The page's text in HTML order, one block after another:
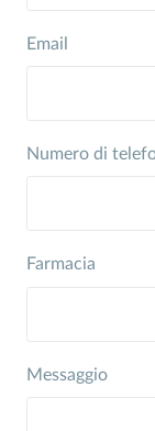
Email
Numero di
Farmacia
Messaggio